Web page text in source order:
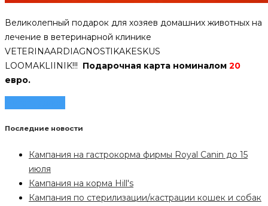
Великолепный подарок для хозяев домашних животных на
лечение в ветеринарной клинике
VETERINAARDIAGNOSTIKAKESKUS
LOOMAKLIINIK!!! Подарочная карта номиналом 20
евро.
Последние новости
Кампания на гастрокорма фирмы Royal Canin до 15
июля
Кампания на корма Hill's
Кампания по стерилизации/кастрации кошек и собак